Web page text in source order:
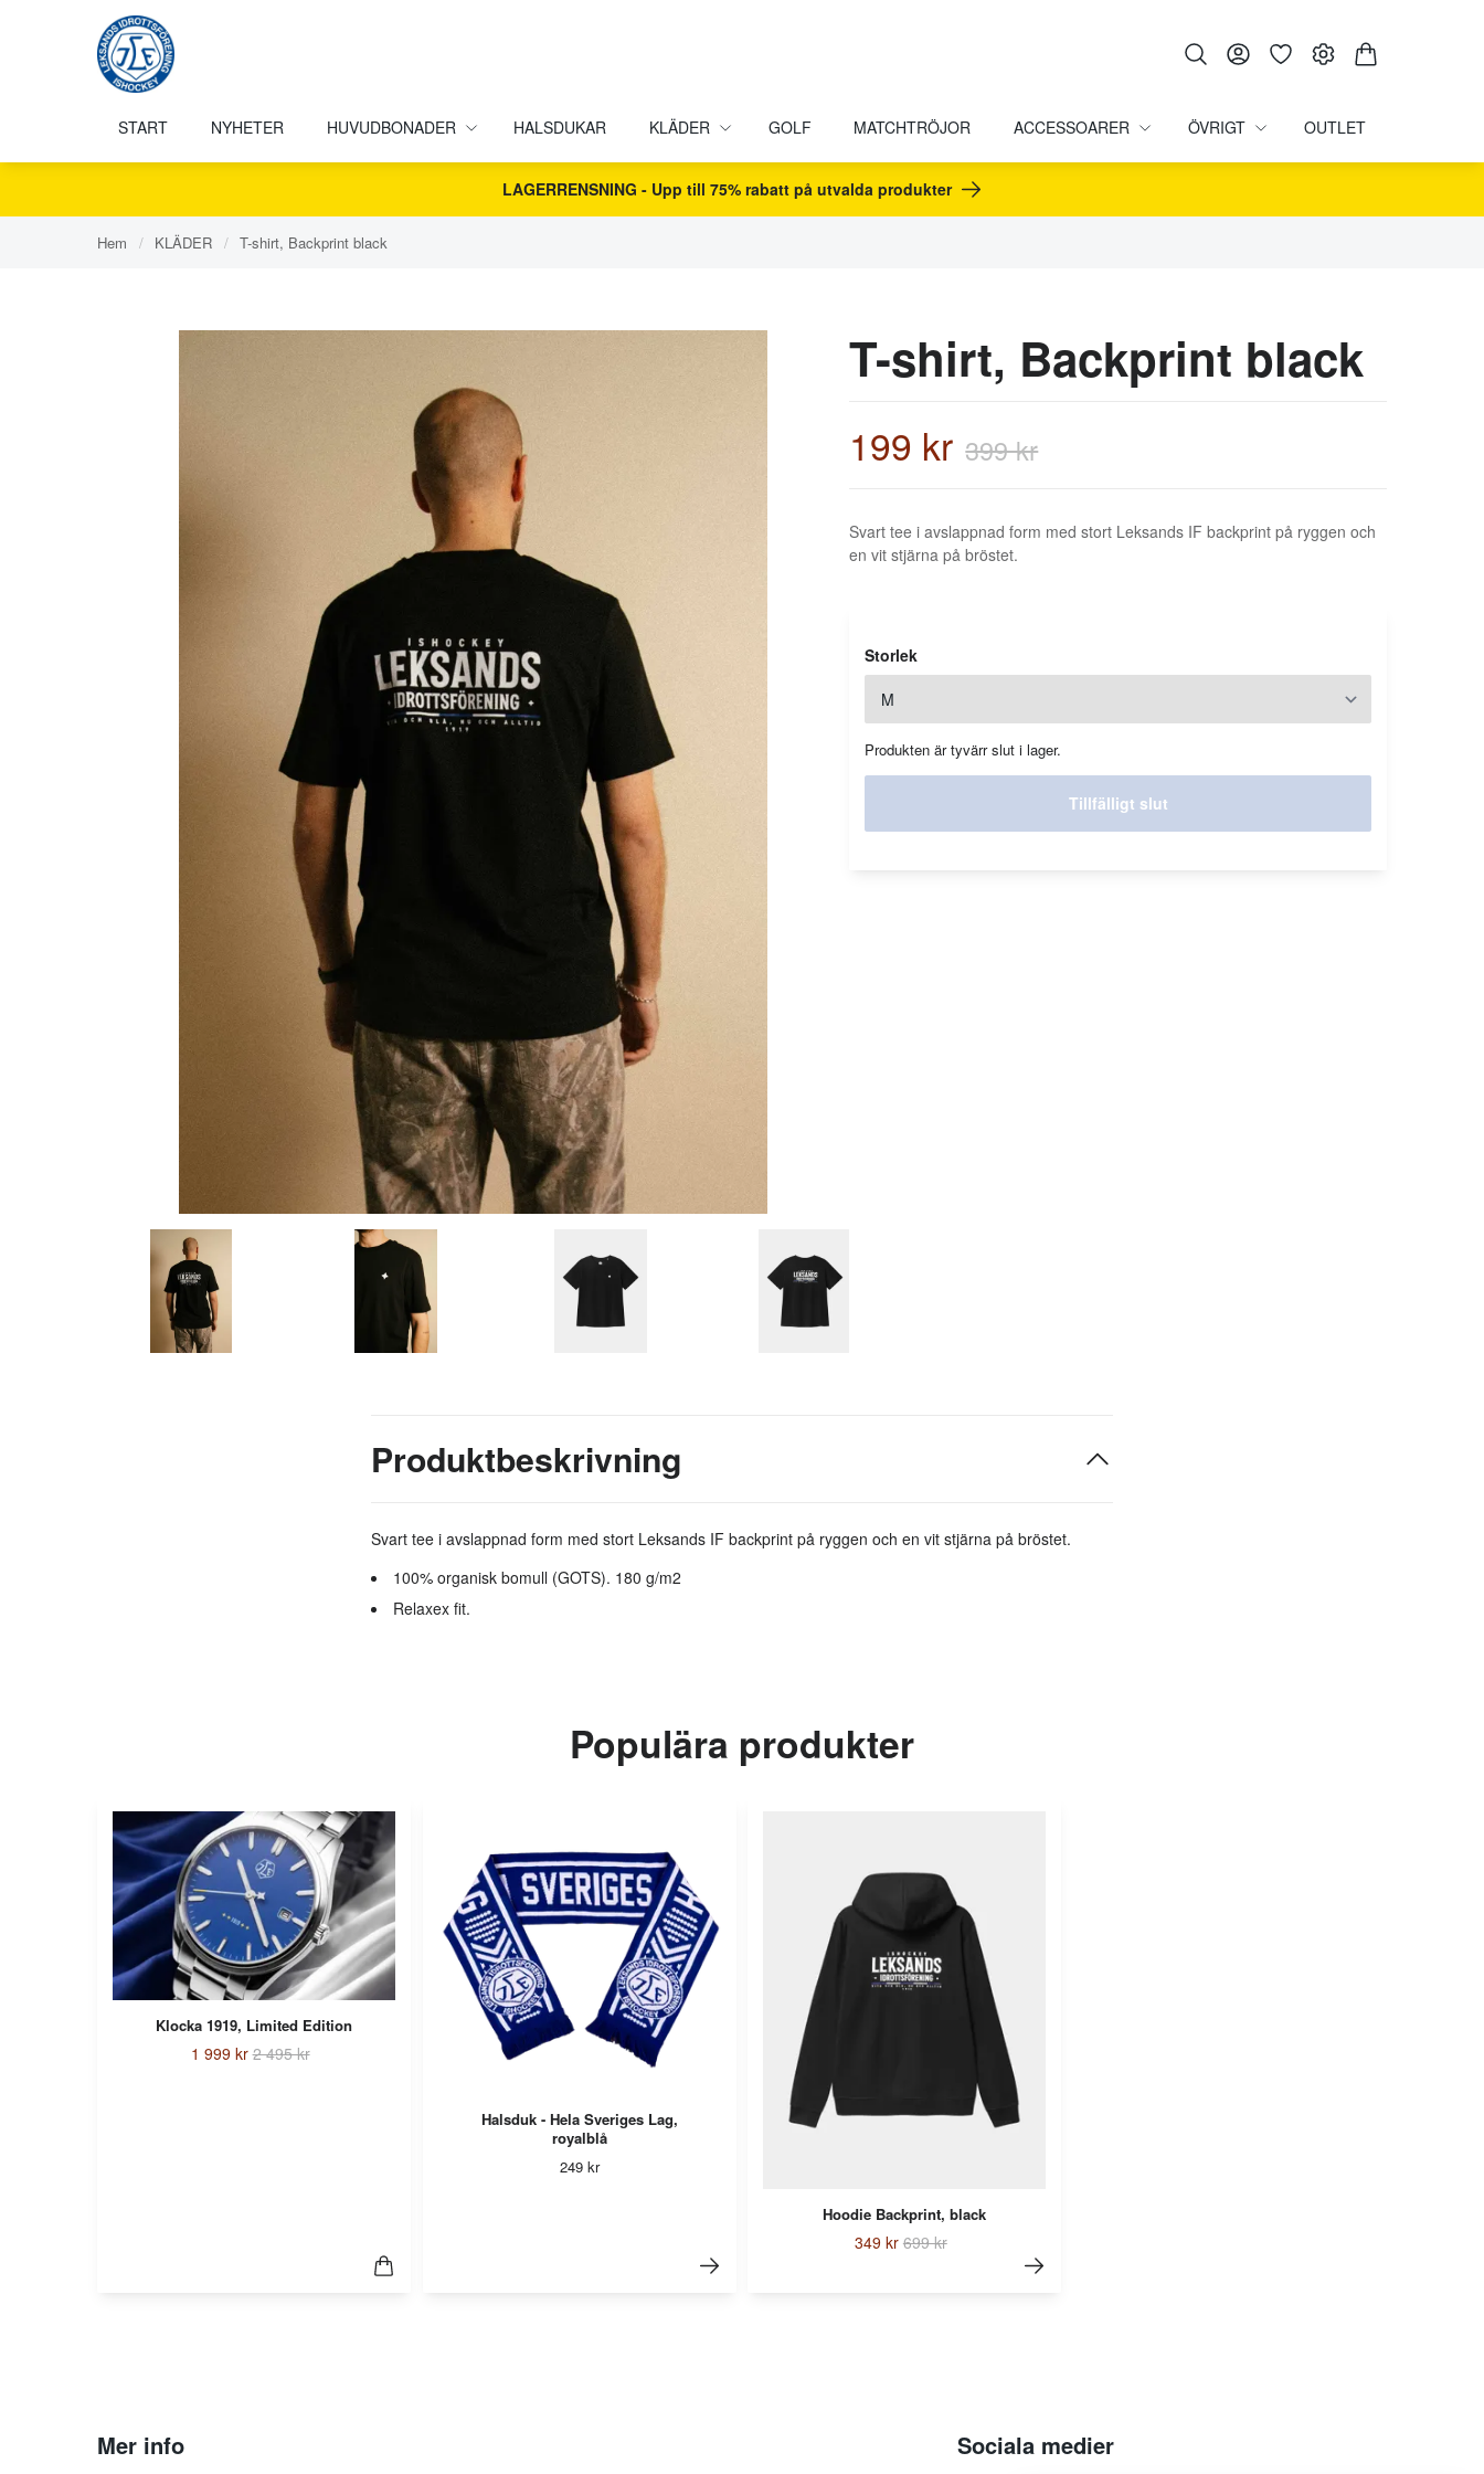
START NYHETER HUVUDBONADER HALSDUKAR KLÄDER GOLF MATCHTRÖJOR ACCESSOARER ÖVRIGT OUTLET
LAGERRENSNING - Upp till 75% rabatt på utvalda produkter
Hem / KLÄDER / T-shirt, Backprint black
T-shirt, Backprint black
199 kr 399 kr
Svart tee i avslappnad form med stort Leksands IF backprint på ryggen och
en vit stjärna på bröstet.
Storlek
Produkten är tyvärr slut i lager.
Tillfälligt slut
Produktbeskrivning
Svart tee i avslappnad form med stort Leksands IF backprint på ryggen och en vit stjärna på bröstet.
100% organisk bomull (GOTS). 180 g/m2
Relaxex fit.
Populära produkter
Klocka 1919, Limited Edition
1 999 kr 2 495 kr
Halsduk - Hela Sveriges Lag,
royalblå
249 kr
Hoodie Backprint, black
349 kr 699 kr
Mer info Sociala medier